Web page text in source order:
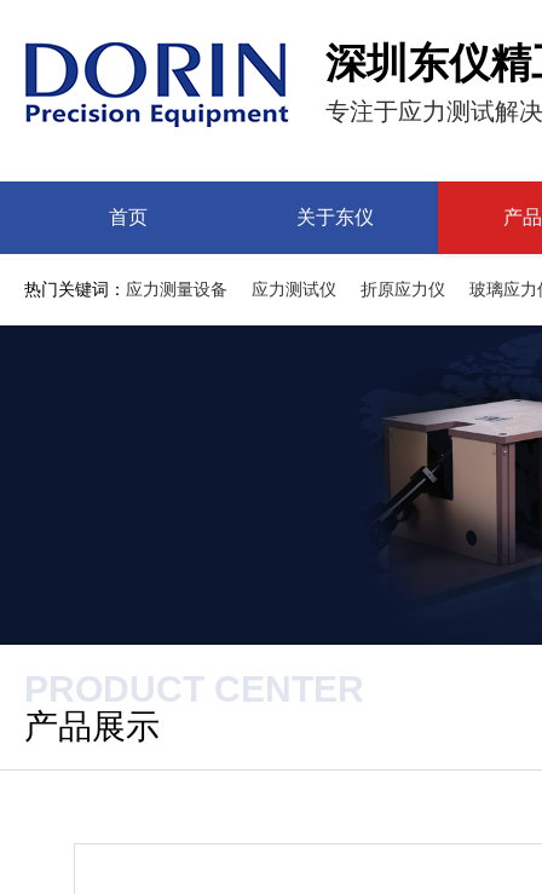
深圳东仪
专注于应力测试解
首页 关于东仪 产
热门关键词： 应力测量设备 应力测试仪 折原应力仪 玻璃应力
PRODUCT CENTER
产品展示